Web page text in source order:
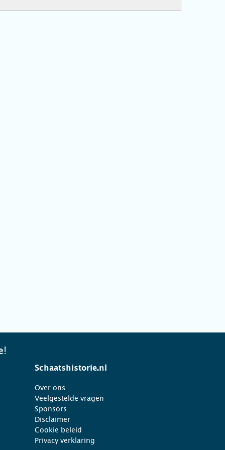
Schaatshistorie.nl
Over ons
Veelgestelde vragen
Sponsors
Disclaimer
Cookie beleid
Privacy verklaring